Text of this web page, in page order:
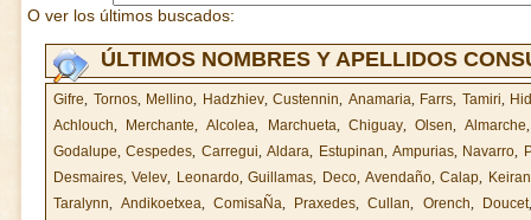
O ver los últimos buscados:
ÚLTIMOS NOMBRES Y APELLIDOS
Gifre, Tornos, Mellino, Hadzhiev, Custennin, Anamaria, Farrs, Tamiri,
Achlouch, Merchante,Alcolea, Marchueta, Chiguay,Olsen,Almarche
Godalupe,Cespedes, Carregui,Aldara, Estupinan, Ampurias, Navarro,
Desmaires,Velev, Leonardo,Guillamas, Deco, Avendaño,Calap, Keiran
Taralynn,Andikoetxea,ComisaÑa, Praxedes,Cullan, Orench, Doucet